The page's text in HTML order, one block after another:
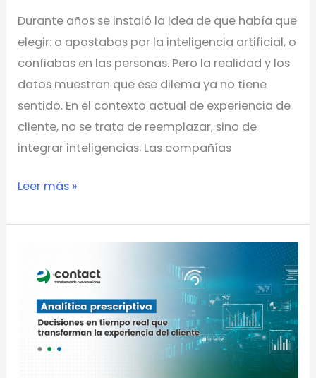
Durante años se instaló la idea de que había que
elegir: o apostabas por la inteligencia artificial, o
confiabas en las personas. Pero la realidad y los
datos muestran que ese dilema ya no tiene
sentido. En el contexto actual de experiencia de
cliente, no se trata de reemplazar, sino de
integrar inteligencias. Las compañías
Leer más »
prescriptiva:
tiempo